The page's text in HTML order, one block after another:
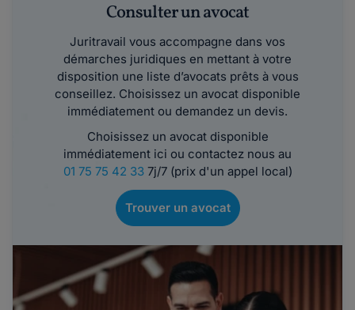
Consulter un avocat
Juritravail vous accompagne dans vos
démarches juridiques en mettant à votre
disposition une liste d’avocats prêts à vous
conseillez. Choisissez un avocat disponible
immédiatement ou demandez un devis.
Choisissez un avocat disponible
immédiatement ici ou contactez nous au
01 75 75 42 337j/7 (prix d'un appel local)
Trouver un avocat